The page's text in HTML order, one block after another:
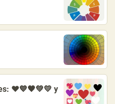
❤️💙🖤💚💛 y